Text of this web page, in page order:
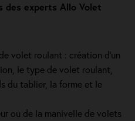
des experts Allo Volet
volet roulant : création d'un
le type de volet roulant,
du tablier, la forme et le
ou de la manivelle de volets